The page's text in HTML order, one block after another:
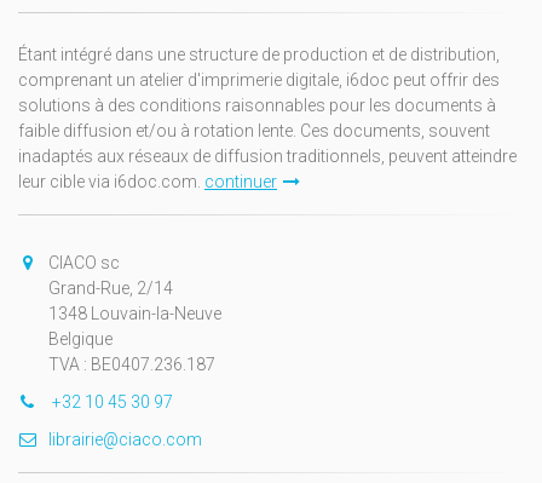
Étant intégré dans une structure de production et de distribution,
comprenant un atelier d'imprimerie digitale, i6doc peut offrir des
solutions à des conditions raisonnables pour les documents à
faible diffusion et/ou à rotation lente. Ces documents, souvent
inadaptés aux réseaux de diffusion traditionnels, peuvent atteindre
leur cible via i6doc.com. continuer
CIACO sc
Grand-Rue, 2/14
1348 Louvain-la-Neuve
Belgique
TVA : BE0407.236.187
+32 10 45 30 97
librairie@ciaco.com